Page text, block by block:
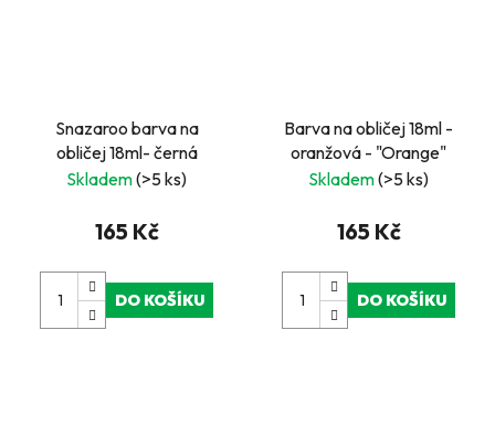
Snazaroo barva na
obličej 18ml- černá
Skladem(>5 ks)
165 Kč
DO KOŠÍKU
Barva na obličej 18ml -
oranžová - "Orange"
Skladem(>5 ks)
165 Kč
DO KOŠÍKU